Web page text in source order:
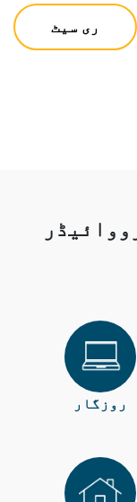
ری سیٹ
روزگار